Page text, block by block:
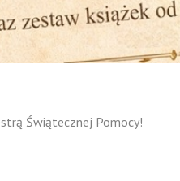
Świątecznej Pomocy!